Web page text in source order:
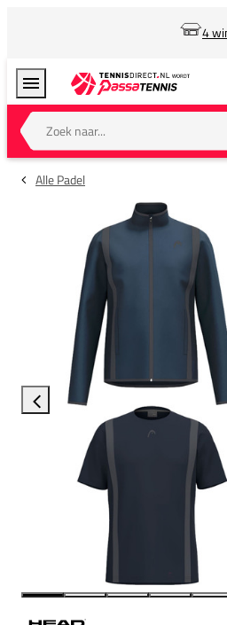
4
Zoek naar...
Alle Padel